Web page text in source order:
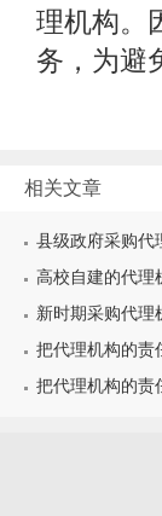
理机构。
务，为避
相关文章
县级政府采购代
高校自建的代理
新时期采购代理
把代理机构的责
把代理机构的责